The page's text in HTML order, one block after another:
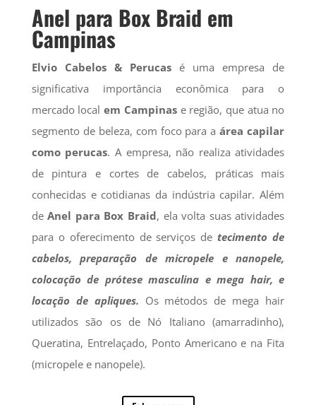
Anel para Box Braid em
Campinas
Elvio Cabelos & Perucas é uma empresa de
significativa importância econômica para o
mercado localem Campinase região, que atua no
segmento de beleza, com foco para aárea capilar
como perucas. A empresa, não realiza atividades
de pintura e cortes de cabelos, práticas mais
conhecidas e cotidianas da indústria capilar. Além
deAnel para Box Braid, ela volta suas atividades
para o oferecimento de serviços detecimento de
cabelos, preparação de micropele e nanopele,
colocação de prótese masculina e mega hair, e
locação de apliques. Os métodos de mega hair
utilizados são os de Nó Italiano (amarradinho),
Queratina, Entrelaçado, Ponto Americano e na Fita
(micropele e nanopele).